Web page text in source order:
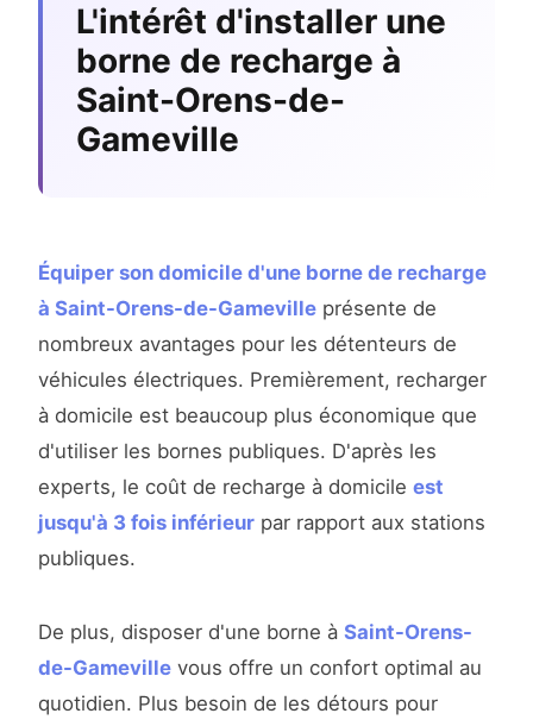
L'intérêt d'installer une
borne de recharge à
Saint-Orens-de-
Gameville
Équiper son domicile d'une borne de recharge
à Saint-Orens-de-Gameville présente de
nombreux avantages pour les détenteurs de
véhicules électriques. Premièrement, recharger
à domicile est beaucoup plus économique que
d'utiliser les bornes publiques. D'après les
experts, le coût de recharge à domicile est
jusqu'à 3 fois inférieur par rapport aux stations
publiques.
De plus, disposer d'une borne à Saint-Orens-
de-Gameville vous offre un confort optimal au
quotidien. Plus besoin de les détours pour